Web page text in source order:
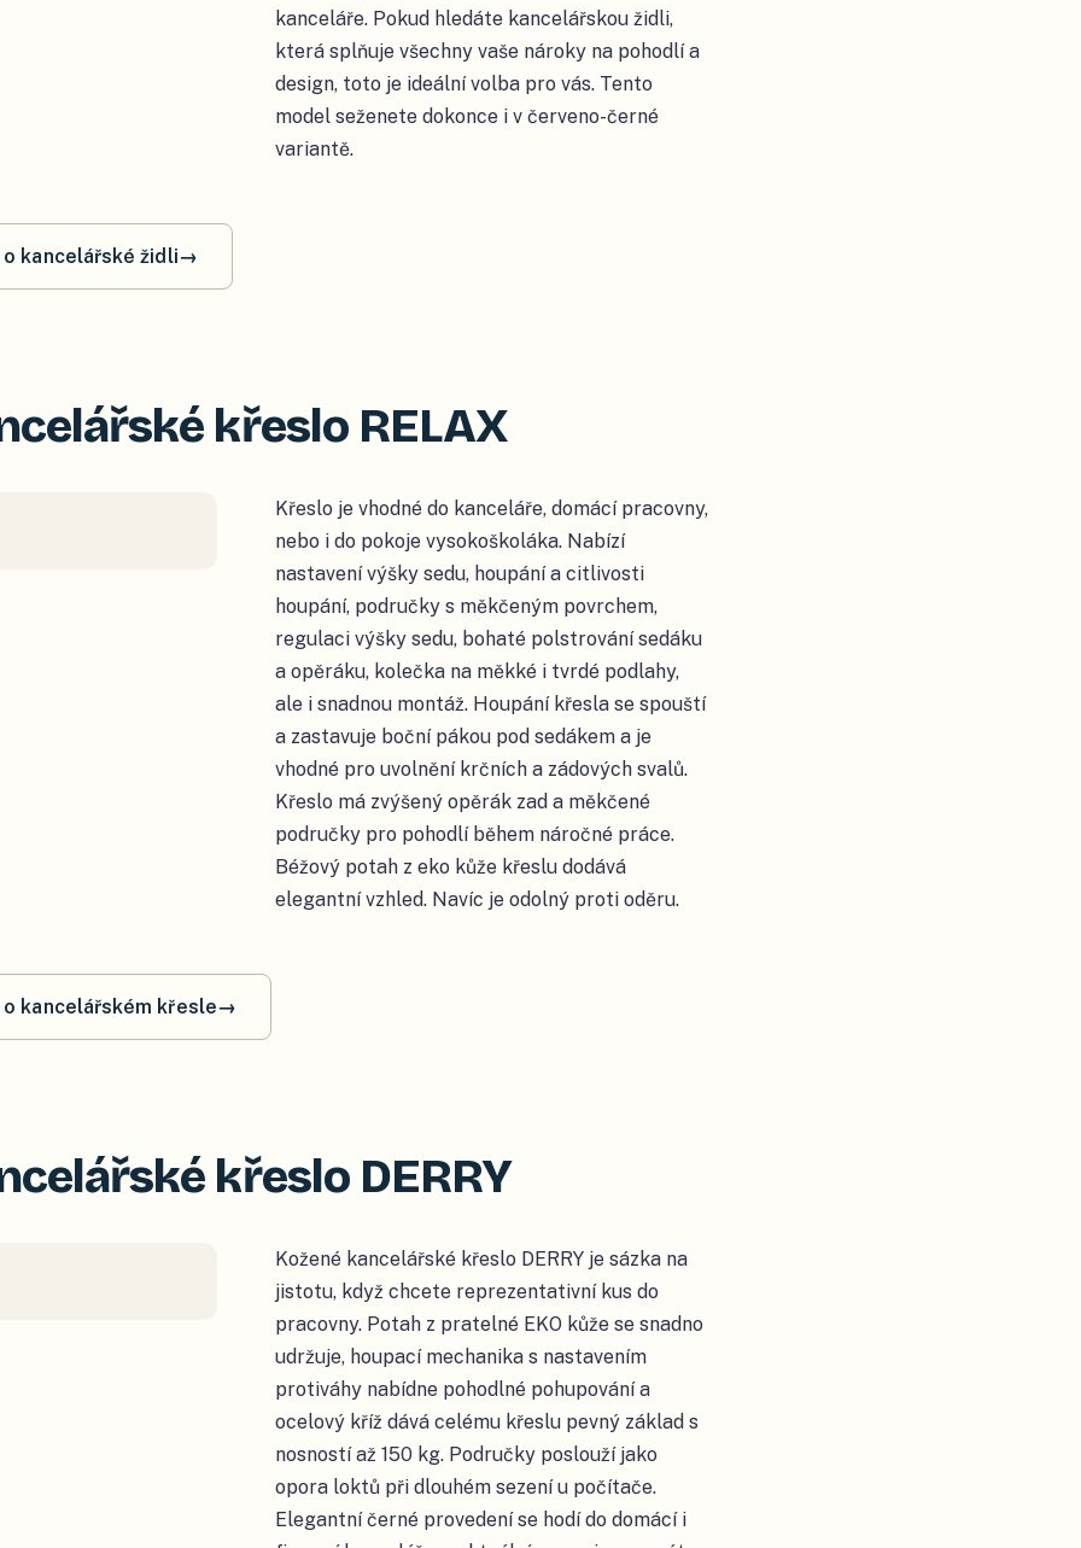
kanceláře. Pokud hledáte kancelářskou židli,
která splňuje všechny vaše nároky na pohodlí a
design, toto je ideální volba pro vás. Tento
model seženete dokonce i v červeno-černé
variantě.
kancelářské židli→
křeslo RELAX
Křeslo je vhodné do kanceláře, domácí pracovny,
nebo i do pokoje vysokoškoláka. Nabízí
nastavení výšky sedu, houpání a citlivosti
houpání, područky s měkčeným povrchem,
regulaci výšky sedu, bohaté polstrování sedáku
a opěráku, kolečka na měkké i tvrdé podlahy,
ale i snadnou montáž. Houpání křesla se spouští
a zastavuje boční pákou pod sedákem a je
vhodné pro uvolnění krčních a zádových svalů.
Křeslo má zvýšený opěrák zad a měkčené
područky pro pohodlí během náročné práce.
Béžový potah z eko kůže křeslu dodává
elegantní vzhled. Navíc je odolný proti oděru.
kancelářském křesle→
křeslo DERRY
Kožené kancelářské křeslo DERRY je sázka na
jistotu, když chcete reprezentativní kus do
pracovny. Potah z pratelné EKO kůže se snadno
udržuje, houpací mechanika s nastavením
protiváhy nabídne pohodlné pohupování a
ocelový kříž dává celému křeslu pevný základ s
nosností až 150 kg. Područky poslouží jako
opora loktů při dlouhém sezení u počítače.
Elegantní černé provedení se hodí do domácí i